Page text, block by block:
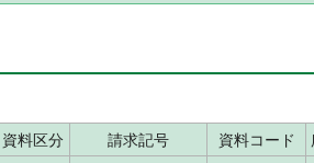
資料区分 請求記号 資料コード